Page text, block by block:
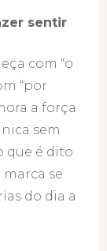
sentir
com “o
“por
a força
sem
que é dito
se
do dia a